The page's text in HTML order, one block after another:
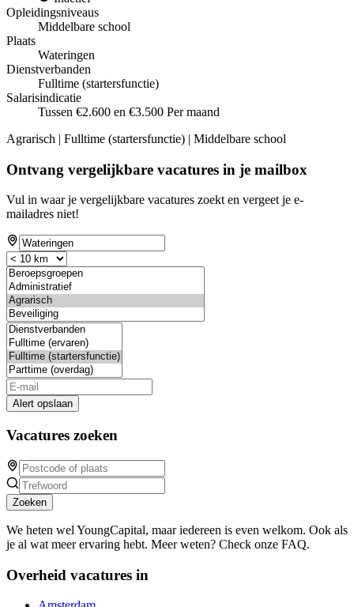
Opleidingsniveaus
Middelbare school
Plaats
Wateringen
Dienstverbanden
Fulltime (startersfunctie)
Salarisindicatie
Tussen €2.600 en €3.500 Per maand
Agrarisch | Fulltime (startersfunctie) | Middelbare school
Ontvang vergelijkbare vacatures in je mailbox
Vul in waar je vergelijkbare vacatures zoekt en vergeet je e-
mailadres niet!
Alert opslaan
Vacatures zoeken
Zoeken
We heten wel YoungCapital, maar iedereen is even welkom. Ook als
je al wat meer ervaring hebt. Meer weten? Check onze FAQ.
Overheid vacatures in